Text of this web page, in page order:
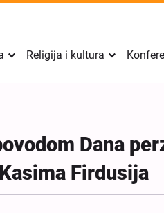
Religija i kultura
Dana
Firdusija